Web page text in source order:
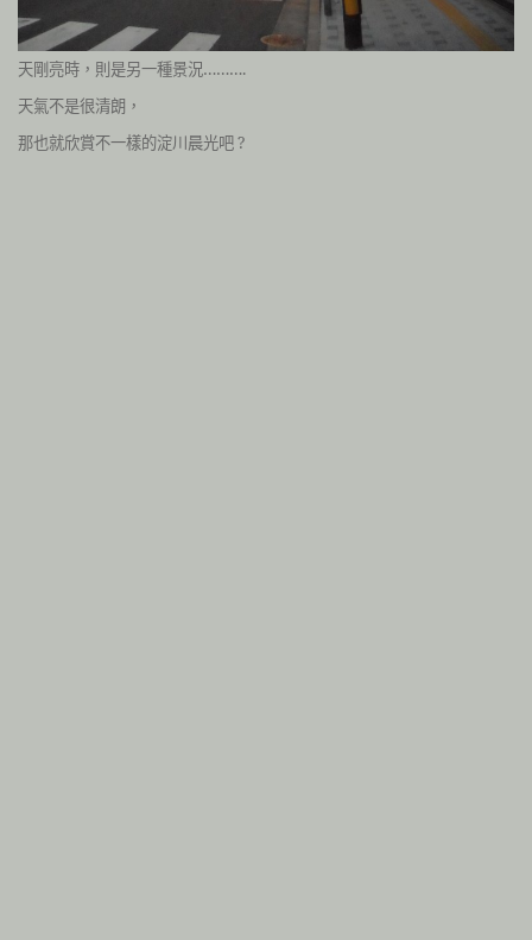
天剛亮時，則是另一種景況……….
天氣不是很清朗，
那也就欣賞不一樣的淀川晨光吧 ?